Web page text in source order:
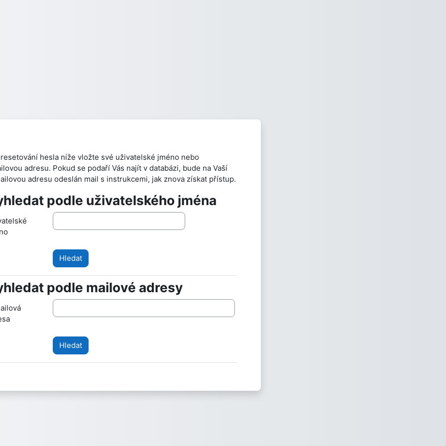
hesla níže vložte své uživatelské jméno nebo
adresu. Pokud se podaří Vás najít v databázi, bude na Vaší
adresu odeslán mail s instrukcemi, jak znova získat přístup.
podle uživatelského jména
podle uživatelského jména
podle mailové adresy
podle mailové adresy